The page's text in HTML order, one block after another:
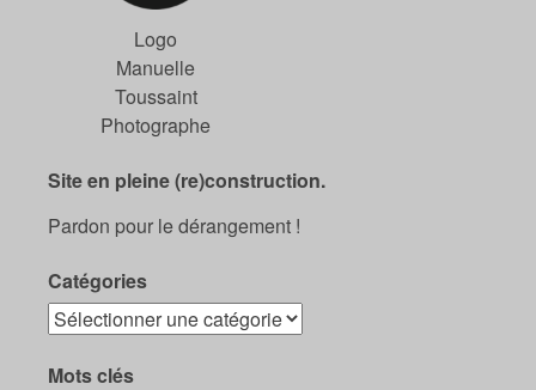
Logo
Manuelle
Toussaint
Photographe
Site en pleine (re)construction.
Pardon pour le dérangement !
Catégories
Mots clés